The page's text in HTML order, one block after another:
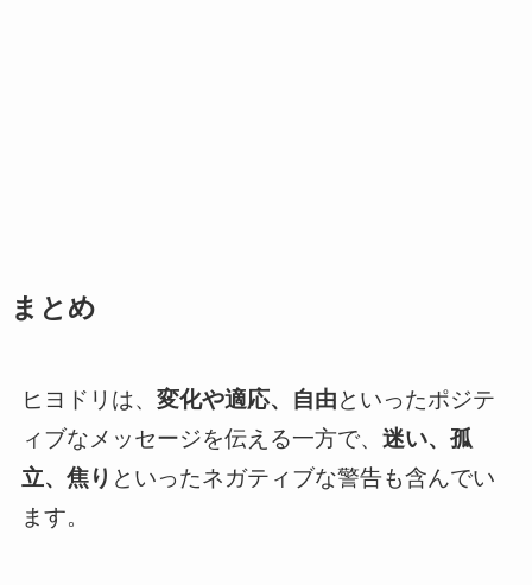
まとめ
ヒヨドリは、 変化や適応、自由といったポジテ
ィブなメッセージを伝える一方で、 迷い、孤
立、焦り といったネガティブな警告も含んでい
ます。